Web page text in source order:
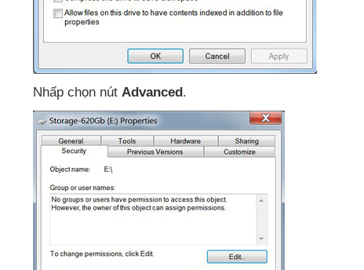
Nhấp chọn nút Advanced.